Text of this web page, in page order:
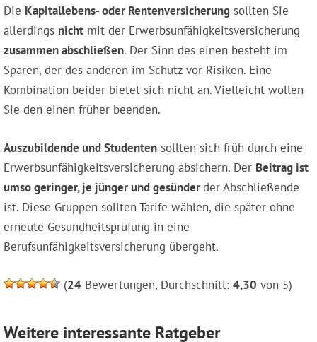
Die Kapitallebens- oder Rentenversicherung sollten Sie
allerdings nicht mit der Erwerbsunfähigkeitsversicherung
zusammen abschließen. Der Sinn des einen besteht im
Sparen, der des anderen im Schutz vor Risiken. Eine
Kombination beider bietet sich nicht an. Vielleicht wollen
Sie den einen früher beenden.
Auszubildende und Studenten sollten sich früh durch eine
Erwerbsunfähigkeitsversicherung absichern. Der Beitrag ist
umso geringer, je jünger und gesünderder Abschließende
ist. Diese Gruppen sollten Tarife wählen, die später ohne
erneute Gesundheitsprüfung in eine
Berufsunfähigkeitsversicherung übergeht.
(24 Bewertungen, Durchschnitt: 4,30 von 5)
Weitere interessante Ratgeber